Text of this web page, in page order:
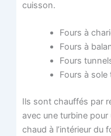
cuisson.
Fours à
Fours à
Fours
Fours à sole
Ils sont chauf­fés par
avec une tur­bine pour
chaud à l’intérieur du